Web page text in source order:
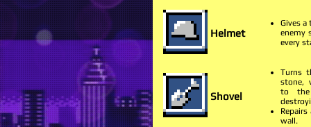
Helmet
Gives
enemy
every
Shovel
Turns
stone,
to the
wall.